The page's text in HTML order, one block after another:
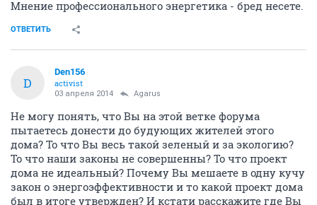
Мнение профессионального энергетика - бред несете.
ОТВЕТИТЬ
D
Den156
activist
03 апреля 2014 Agarus
Не могу понять, что Вы на этой ветке форума
пытаетесь донести до будующих жителей этого
дома? То что Вы весь такой зеленый и за экологию?
То что наши законы не совершенны? То что проект
дома не идеальный? Почему Вы мешаете в одну кучу
закон о энергоэффективности и то какой проект дома
был в итоге утвержден? И кстати расскажите где Вы